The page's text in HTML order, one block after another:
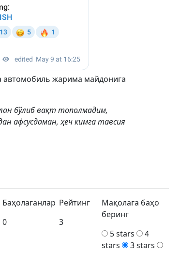
жарима майдонига
бўлиб вақт тополмадим,
афсусдаман, ҳеч кимга тавсия
Баҳолаганлар
0
Рейтинг
3
Мақолага баҳо
беринг
5 stars
4
stars
3 stars